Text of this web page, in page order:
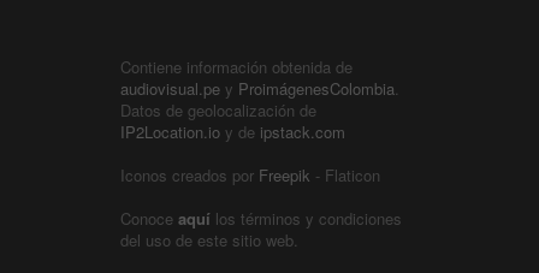
Contiene información obtenida de
audiovisual.pe y ProimágenesColombia.
Datos de geolocalización de
IP2Location.io y de ipstack.com
Iconos creados por Freepik - Flaticon
Conoce aquí los términos y condiciones
del uso de este sitio web.